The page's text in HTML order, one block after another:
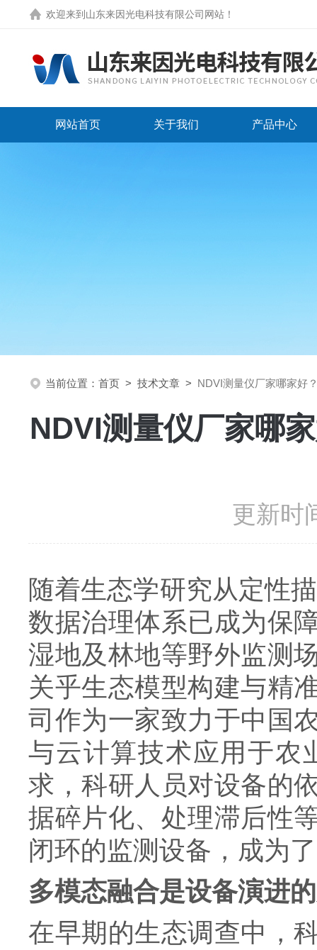
欢迎来到 山东来因光电科技有限公司网站 ！
网站首页 关于我们 产品中心
当前位置： 首页 > 技术文章 > NDVI测量仪厂家哪家好
NDVI测量仪厂家哪
更新时
随着生态学研究从定性
数据治理体系已成为保
湿地及林地等野外监测
关乎生态模型构建与精
司作为一家致力于中国
与云计算技术应用于农
求，科研人员对设备的
据碎片化、处理滞后性
闭环的监测设备，成为
多模态融合是设备演进
在早期的生态调查中，